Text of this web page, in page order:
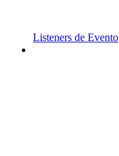
Listeners de Evento